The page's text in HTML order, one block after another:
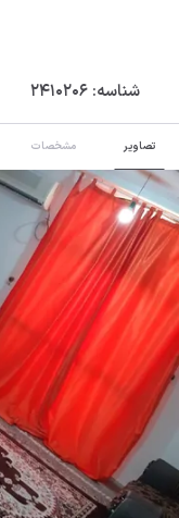
شناسه: 2410206
تصاویر مشخصات